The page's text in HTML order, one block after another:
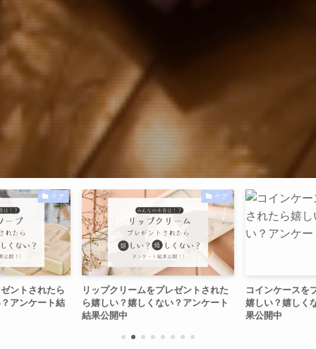
ケア
ントされたら
アンケート結
ケア
リップクリームをプレゼントされた
ら嬉しい？嬉しくない？アンケート
結果公開中
コインケースを
嬉しい？嬉しく
果公開中